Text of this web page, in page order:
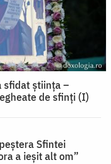
sfidat știința –
de sfinți (I)
Sfintei
a ieșit alt om”